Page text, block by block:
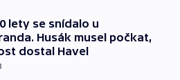
lety se snídalo u
Husák musel počkat,
dostal Havel